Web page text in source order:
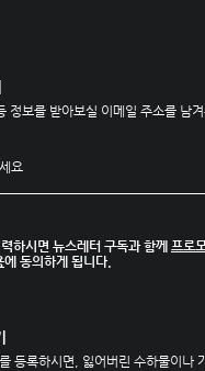
정보를 받아보실 이메일 주소를 남겨
하시면 뉴스레터 구독과 함께 프로
에 동의하게 됩니다.
등록하시면, 잃어버린 수하물이나